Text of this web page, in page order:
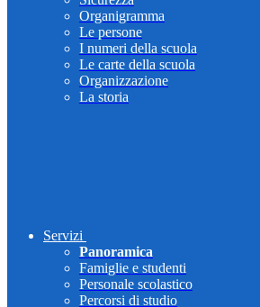
Organigramma
Le persone
I numeri della scuola
Le carte della scuola
Organizzazione
La storia
Servizi
Panoramica
Famiglie e studenti
Personale scolastico
Percorsi di studio